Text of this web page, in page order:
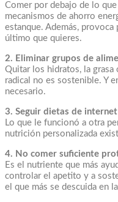
Comer por debajo de lo
mecanismos de ahorro
estanque. Además, provoca
último que quieres.
2. Eliminar grupos de
Quitar los hidratos, la
radical no es sostenible. Y
necesario.
3. Seguir dietas de
Lo que le funcionó a otra
nutrición personalizada
4. No comer suficiente
Es el nutriente que más
controlar el apetito y a
el que más se descuida en